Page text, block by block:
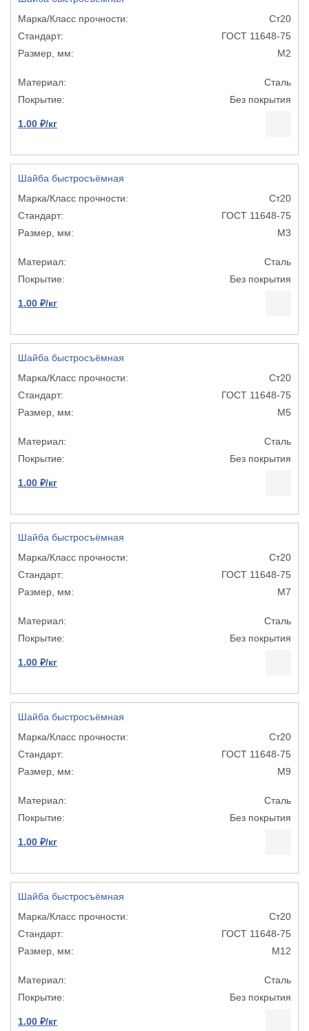
Ст20
ГОСТ 11648-75
М2
Сталь
Без покрытия
1.00 ₽/кг
Шайба быстросъёмная
Ст20
ГОСТ 11648-75
М3
Сталь
Без покрытия
1.00 ₽/кг
Шайба быстросъёмная
Ст20
ГОСТ 11648-75
М5
Сталь
Без покрытия
1.00 ₽/кг
Шайба быстросъёмная
Ст20
ГОСТ 11648-75
М7
Сталь
Без покрытия
1.00 ₽/кг
Шайба быстросъёмная
Ст20
ГОСТ 11648-75
М9
Сталь
Без покрытия
1.00 ₽/кг
Шайба быстросъёмная
Ст20
ГОСТ 11648-75
М12
Сталь
Без покрытия
1.00 ₽/кг